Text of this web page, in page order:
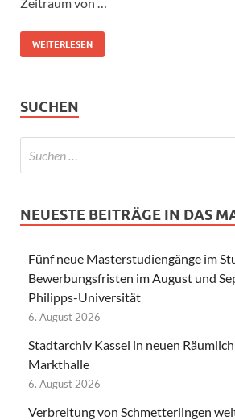
WEITERLESEN
SUCHEN
NEUESTE BEITRÄGE IN DAS
Fünf neue Masterstudiengänge im
Bewerbungsfristen im August und
Philipps-Universität
6. August 2026
Stadtarchiv Kassel in neuen
Markthalle
6. August 2026
Verbreitung von Schmetterlingen